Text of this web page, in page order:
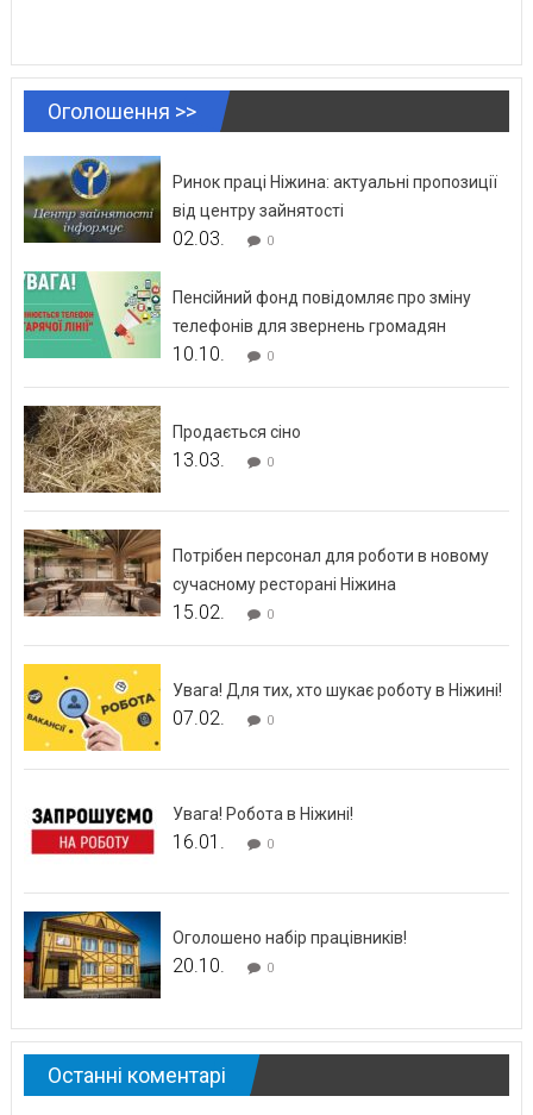
Оголошення >>
Ринок праці Ніжина: актуальні пропозиції
від центру зайнятості
02.03. 0
Пенсійний фонд повідомляє про зміну
телефонів для звернень громадян
10.10. 0
Продається сіно
13.03. 0
Потрібен персонал для роботи в новому
сучасному ресторані Ніжина
15.02. 0
Увага! Для тих, хто шукає роботу в Ніжині!
07.02. 0
Увага! Робота в Ніжині!
16.01. 0
Оголошено набір працівників!
20.10. 0
Останні коментарі